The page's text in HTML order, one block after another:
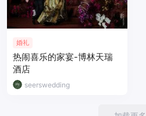
婚礼
热闹喜乐的家宴-博林天瑞
酒店
seerswedding